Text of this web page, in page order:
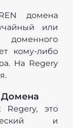
домена
или
кому-либо
На Regery
Домена
это
и